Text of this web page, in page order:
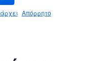
Απόρρητο